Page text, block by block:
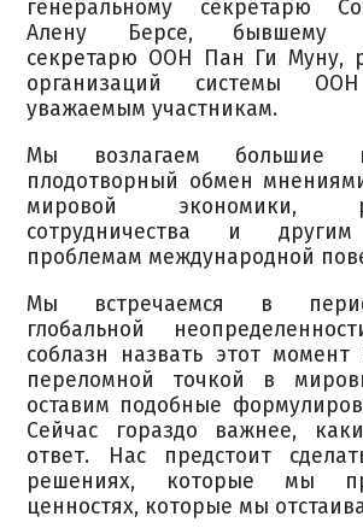
генеральному секретарю
Алену Берсе, бывшему
секретарю ООН Пан Ги Муну,
организаций системы
уважаемым участникам.
Мы возлагаем большие
плодотворный обмен
мировой экономики,
сотрудничества и
проблемам международной
Мы встречаемся в
глобальной
соблазн назвать этот момент
переломной точкой в
оставим подобные
Сейчас гораздо важнее,
ответ. Нас предстоит
решениях, которые мы
ценностях, которые мы